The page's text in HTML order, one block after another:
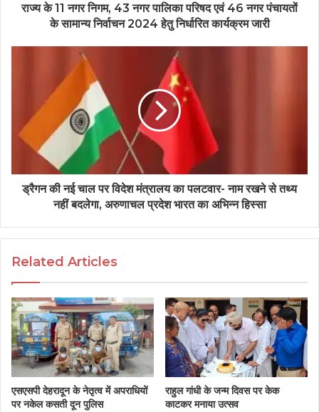
राज्य के 11 नगर निगम, 43 नगर पालिका परिषद एवं 46 नगर पंचायतों
के सामान्य निर्वाचन 2024 हेतु निर्धारित कार्यक्रम जारी
ड्रैगन की नई चाल पर विदेश मंत्रालय का पलटवार- नाम रखने से तथ्य
नहीं बदलेगा, अरुणाचल प्रदेश भारत का अभिन्न हिस्सा
Related Articles
एसएसपी देहरादून के नेतृत्व में अपराधियों
पर नकेल कसती दून पुलिस
राहुल गांधी के जन्म दिवस पर केक
काटकर मनाया उत्सव